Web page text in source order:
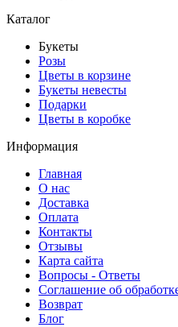
Каталог
Букеты
Розы
Цветы в корзине
Букеты невесты
Подарки
Цветы в коробке
Информация
Главная
О нас
Доставка
Оплата
Контакты
Отзывы
Карта сайта
Вопросы - Ответы
Соглашение об
Возврат
Блог